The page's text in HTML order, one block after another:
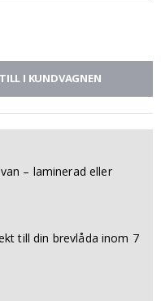
I KUNDVAGNEN
– laminerad eller
till din brevlåda inom 7